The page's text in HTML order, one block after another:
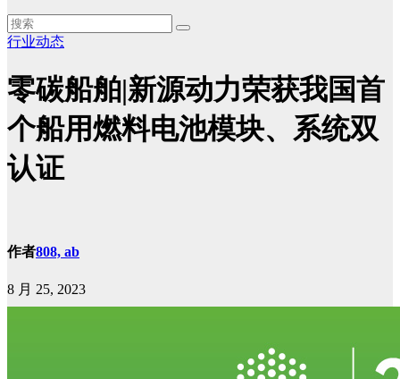
行业动态
零碳船舶|新源动力荣获我国首
个船用燃料电池模块、系统双
认证
作者808, ab
8 月 25, 2023